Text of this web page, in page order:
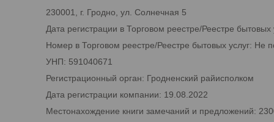
230001, г. Гродно, ул. Солнечная 5
Дата регистрации в Торговом реестре/Реестре
Номер в Торговом реестре/Реестре бытовых услуг: Не
УНП: 591040671
Регистрационный орган: Гродненский райисполком
Дата регистрации компании: 19.08.2022
Местонахождение книги замечаний и предложений: